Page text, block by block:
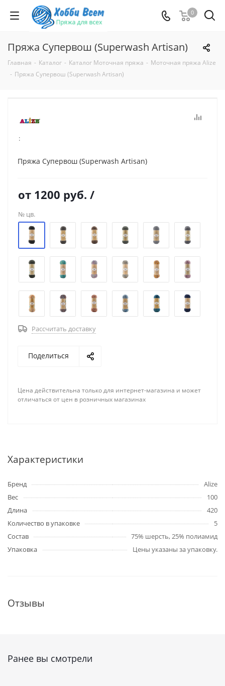
0
Пряжа Супервош (Superwash Artisan)
Главная - Каталог - Каталог Моточная пряжа - Моточная пряжа Alize
- Пряжа Супервош (Superwash Artisan)
:
Пряжа Супервош (Superwash Artisan)
от 1200 руб. /
№ цв.
Рассчитать доставку
Поделиться
Цена действительна только для интернет-магазина и может
отличаться от цен в розничных магазинах
Характеристики
Бренд
Alize
Вес
100
Длина
420
Количество в упаковке
5
Состав
75% шерсть, 25% полиамид
Упаковка
Цены указаны за упаковку.
Отзывы
Ранее вы смотрели